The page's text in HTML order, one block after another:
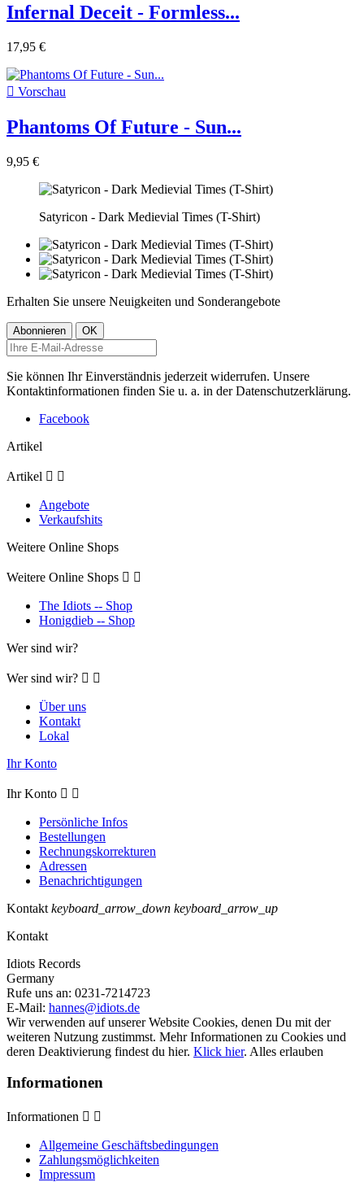
Infernal Deceit - Formless...
17,95 €
 Vorschau
Phantoms Of Future - Sun...
9,95 €
Satyricon - Dark Medievial Times (T-Shirt)
Erhalten Sie unsere Neuigkeiten und Sonderangebote
Sie können Ihr Einverständnis jederzeit widerrufen. Unsere
Kontaktinformationen finden Sie u. a. in der Datenschutzerklärung.
Facebook
Artikel
Artikel  
Angebote
Verkaufshits
Weitere Online Shops
Weitere Online Shops  
The Idiots -- Shop
Honigdieb -- Shop
Wer sind wir?
Wer sind wir?  
Über uns
Kontakt
Lokal
Ihr Konto
Ihr Konto  
Persönliche Infos
Bestellungen
Rechnungskorrekturen
Adressen
Benachrichtigungen
Kontakt keyboard_arrow_down keyboard_arrow_up
Kontakt
Idiots Records
Germany
Rufe uns an: 0231-7214723
E-Mail: hannes@idiots.de
Wir verwenden auf unserer Website Cookies, denen Du mit der
weiteren Nutzung zustimmst. Mehr Informationen zu Cookies und
deren Deaktivierung findest du hier. Klick hier. Alles erlauben
Informationen
Informationen  
Allgemeine Geschäftsbedingungen
Zahlungsmöglichkeiten
Impressum